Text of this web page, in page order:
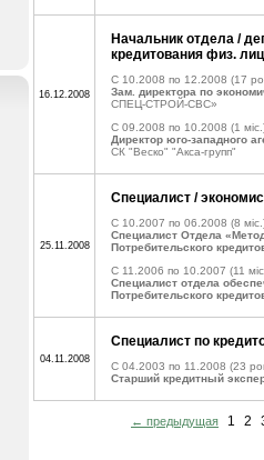
16.12.2008
Начальник отдела /
кредитования физ.
C 10.2008 по 12.2008 (17
Зам. директора по
СПЕЦ-СТРОЙ-СВС»
C 09.2008 по 10.2008 (1
Директор юго-западного
СК "Веско" "Акса-групп"
25.11.2008
Специалист /
C 10.2007 по 06.2008 (8
Специалист Отдела
Потребительского
C 11.2006 по 10.2007 (11
Специалист отдела
Потребительского
04.11.2008
Специалист по
C 04.2003 по 11.2008 (23
Старший кредитный
← предыдущая 1 2